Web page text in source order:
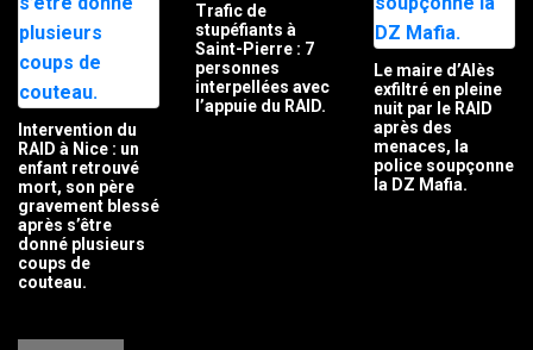
Intervention du
RAID à Nice : un
enfant retrouvé
mort, son père
gravement blessé
après s’être
donné plusieurs
coups de
couteau.
Trafic de
stupéfiants à
Saint-Pierre : 7
personnes
interpellées avec
l’appuie du RAID.
Le maire d’Alès
exfiltré en pleine
nuit par le RAID
après des
menaces, la
police soupçonne
la DZ Mafia.